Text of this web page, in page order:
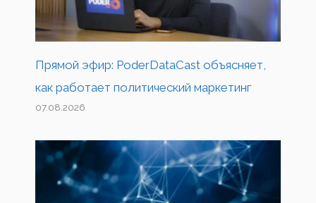
Прямой эфир: PoderDataCast объясняет,
как работает политический маркетинг
07.08.2026